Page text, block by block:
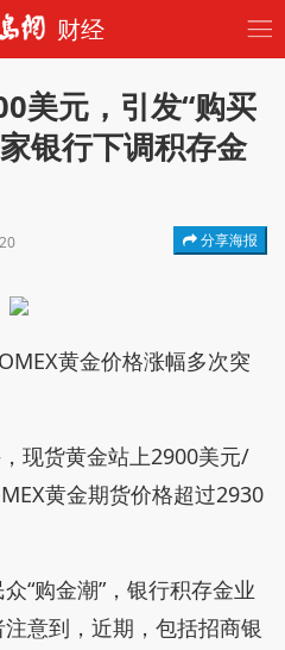
财经
美元，引发“购买
银行下调积存金
分享海报
黄金价格涨幅多次突
现货黄金站上2900美元/
黄金期货价格超过2930
“购金潮”，银行积存金业
意到，近期，包括招商银